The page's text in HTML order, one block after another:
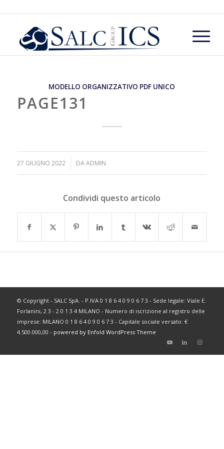
MODELLO ORGANIZZATIVO PDF UNICO
PAGE131
27 GIUGNO 2022 DAADMIN
Condividi questo articolo
© Copyright - SALC SpA. - P.IVA 0 1 8 6 4 0 9 0 6 7 3 - Sede legale: Viale E.
Forlanini, 2 3 - 2 0 1 3 4 MILANO - Numero di iscrizione al registro delle
imprese: MILANO 0 1 8 6 4 0 9 0 6 7 3 - Capitale sociale versato: €
4.500.000,00 - powered by Enfold WordPress Theme